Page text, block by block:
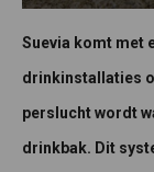
Suevia komt met
drinkinstallaties
perslucht wordt
drinkbak. Dit